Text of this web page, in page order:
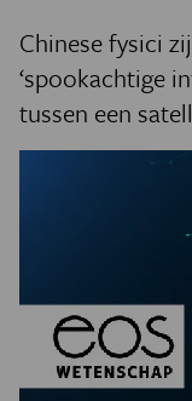
PODCAST
JONGE
Chinese fysici
‘spookachtige
tussen een